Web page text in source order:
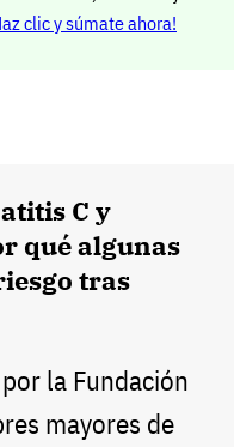
clic y súmate ahora!
C y
qué algunas
tras
la Fundación
mayores de